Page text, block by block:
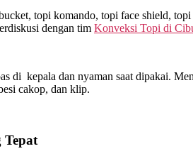
topi komando, topi face shield,
dengan tim Konveksi Topi di
di kepala dan nyaman saat dipakai.
cakop, dan klip.
Tepat